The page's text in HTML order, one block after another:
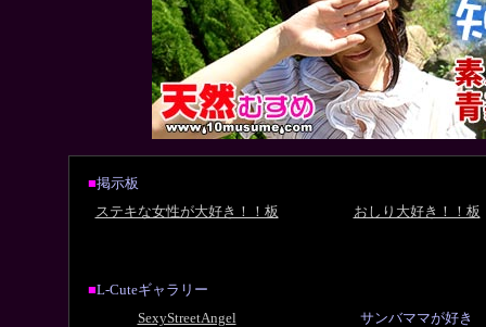
■掲示板
ステキな女性が大好き！！板
おしり大好き！！板
■L-Cuteギャラリー
SexyStreetAngel
サンバママが好き